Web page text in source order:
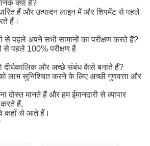
क्या है?
हैं और उत्पादन लाइन में और शिपमेंट से पहले
हैं।
से पहले अपने सभी सामानों का परीक्षण करते हैं?
से पहले 100% परीक्षण है
दीर्घकालिक और अच्छे संबंध कैसे बनाते हैं?
लाभ सुनिश्चित करने के लिए अच्छी गुणवत्ता और
दोस्त मानते हैं और हम ईमानदारी से व्यापार
हैं,
कहाँ से आते हैं।